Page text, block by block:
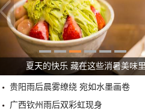
广西南宁：盛夏里的“绿野仙踪”
贵阳雨后晨雾缭绕 宛如水墨画卷
广西钦州雨后双彩虹现身